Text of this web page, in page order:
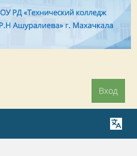
Вход